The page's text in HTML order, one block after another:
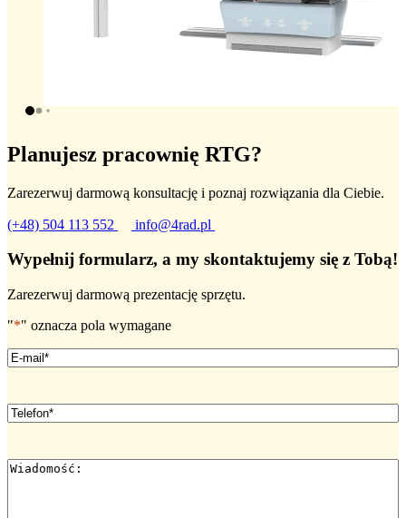
Planujesz pracownię RTG?
Zarezerwuj darmową konsultację i poznaj rozwiązania dla Ciebie.
(+48) 504 113 552 info@4rad.pl
Wypełnij formularz, a my skontaktujemy się z Tobą!
Zarezerwuj darmową prezentację sprzętu.
"*" oznacza pola wymagane
Email*
Telefon*
Wiadomość*